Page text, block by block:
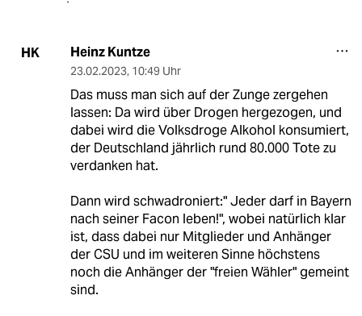
HK Heinz Kuntze
23.02.2023, 10:49 Uhr
Das muss man sich auf der Zunge zergehen
lassen: Da wird über Drogen hergezogen, und
dabei wird die Volksdroge Alkohol konsumiert,
der Deutschland jährlich rund 80.000 Tote zu
verdanken hat.
Dann wird schwadroniert:" Jeder darf in Bayern
nach seiner Facon leben!", wobei natürlich klar
ist, dass dabei nur Mitglieder und Anhänger
der CSU und im weiteren Sinne höchstens
noch die Anhänger der "freien Wähler" gemeint
sind.